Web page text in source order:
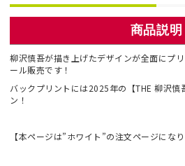
商品説明
柳沢慎吾が描き上げたデザインが全面にプ
ール販売です！
バックプリントには2025年の【THE 柳沢慎
ン！
【本ページは”ホワイト”の注文ページになり